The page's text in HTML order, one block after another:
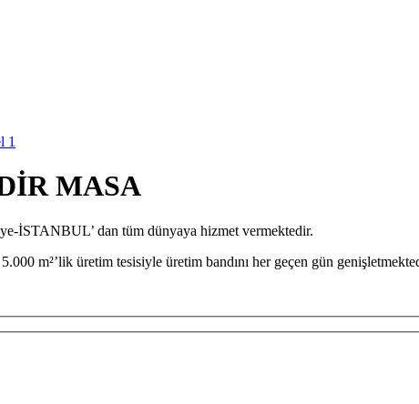
MASA
İSTANBUL’ dan tüm dünyaya hizmet vermektedir.
m²’lik üretim tesisiyle üretim bandını her geçen gün